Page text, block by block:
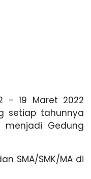
- 19 Maret 2022
setiap tahunnya
menjadi Gedung
SMA/SMK/MA di